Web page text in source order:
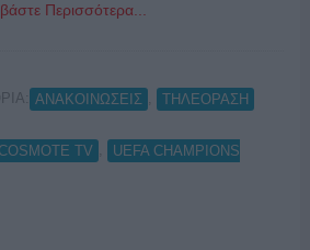
Περισσότερα...
ΑΝΑΚΟΙΝΩΣΕΙΣ ΤΗΛΕΟΡΑΣΗ
COSMOTE TV
UEFA CHAMPIONS